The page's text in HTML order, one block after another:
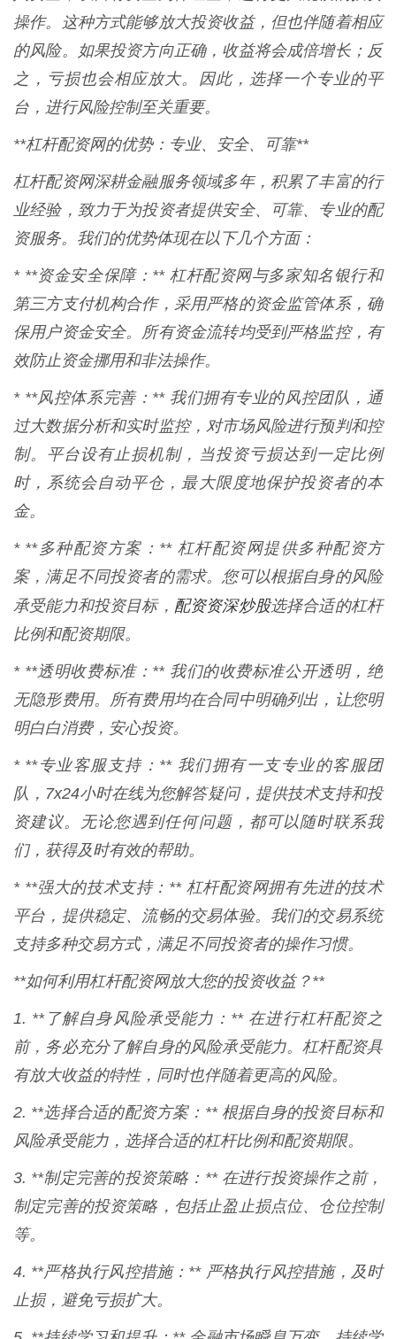
操作。这种方式能够放大投资收益，但也伴随着相应
的风险。如果投资方向正确，收益将会成倍增长；反
之，亏损也会相应放大。因此，选择一个专业的平
台，进行风险控制至关重要。
**杠杆配资网的优势：专业、安全、可靠**
杠杆配资网深耕金融服务领域多年，积累了丰富的行
业经验，致力于为投资者提供安全、可靠、专业的配
资服务。我们的优势体现在以下几个方面：
* **资金安全保障：** 杠杆配资网与多家知名银行和
第三方支付机构合作，采用严格的资金监管体系，确
保用户资金安全。所有资金流转均受到严格监控，有
效防止资金挪用和非法操作。
* **风控体系完善：** 我们拥有专业的风控团队，通
过大数据分析和实时监控，对市场风险进行预判和控
制。平台设有止损机制，当投资亏损达到一定比例
时，系统会自动平仓，最大限度地保护投资者的本
金。
* **多种配资方案：** 杠杆配资网提供多种配资方
案，满足不同投资者的需求。您可以根据自身的风险
承受能力和投资目标， 配资资深炒股选择合适的杠杆
比例和配资期限。
* **透明收费标准：** 我们的收费标准公开透明，绝
无隐形费用。所有费用均在合同中明确列出，让您明
明白白消费，安心投资。
* **专业客服支持：** 我们拥有一支专业的客服团
队，7x24小时在线为您解答疑问，提供技术支持和投
资建议。无论您遇到任何问题，都可以随时联系我
们，获得及时有效的帮助。
* **强大的技术支持：** 杠杆配资网拥有先进的技术
平台，提供稳定、流畅的交易体验。我们的交易系统
支持多种交易方式，满足不同投资者的操作习惯。
**如何利用杠杆配资网放大您的投资收益？**
1. **了解自身风险承受能力：** 在进行杠杆配资之
前，务必充分了解自身的风险承受能力。杠杆配资具
有放大收益的特性，同时也伴随着更高的风险。
2. **选择合适的配资方案：** 根据自身的投资目标和
风险承受能力，选择合适的杠杆比例和配资期限。
3. **制定完善的投资策略：** 在进行投资操作之前，
制定完善的投资策略，包括止盈止损点位、仓位控制
等。
4. **严格执行风控措施：** 严格执行风控措施，及时
止损，避免亏损扩大。